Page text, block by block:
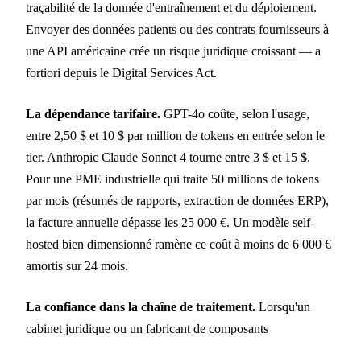
traçabilité de la donnée d'entraînement et du déploiement.
Envoyer des données patients ou des contrats fournisseurs à
une API américaine crée un risque juridique croissant — a
fortiori depuis le Digital Services Act.
La dépendance tarifaire. GPT-4o coûte, selon l'usage,
entre 2,50 $ et 10 $ par million de tokens en entrée selon le
tier. Anthropic Claude Sonnet 4 tourne entre 3 $ et 15 $.
Pour une PME industrielle qui traite 50 millions de tokens
par mois (résumés de rapports, extraction de données ERP),
la facture annuelle dépasse les 25 000 €. Un modèle self-
hosted bien dimensionné ramène ce coût à moins de 6 000 €
amortis sur 24 mois.
La confiance dans la chaîne de traitement. Lorsqu'un
cabinet juridique ou un fabricant de composants